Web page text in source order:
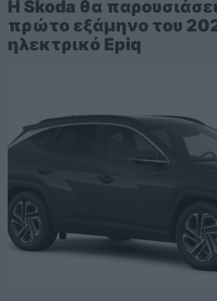
Η Skoda θα
πρώτο εξάμηνο του
ηλεκτρικό Epiq